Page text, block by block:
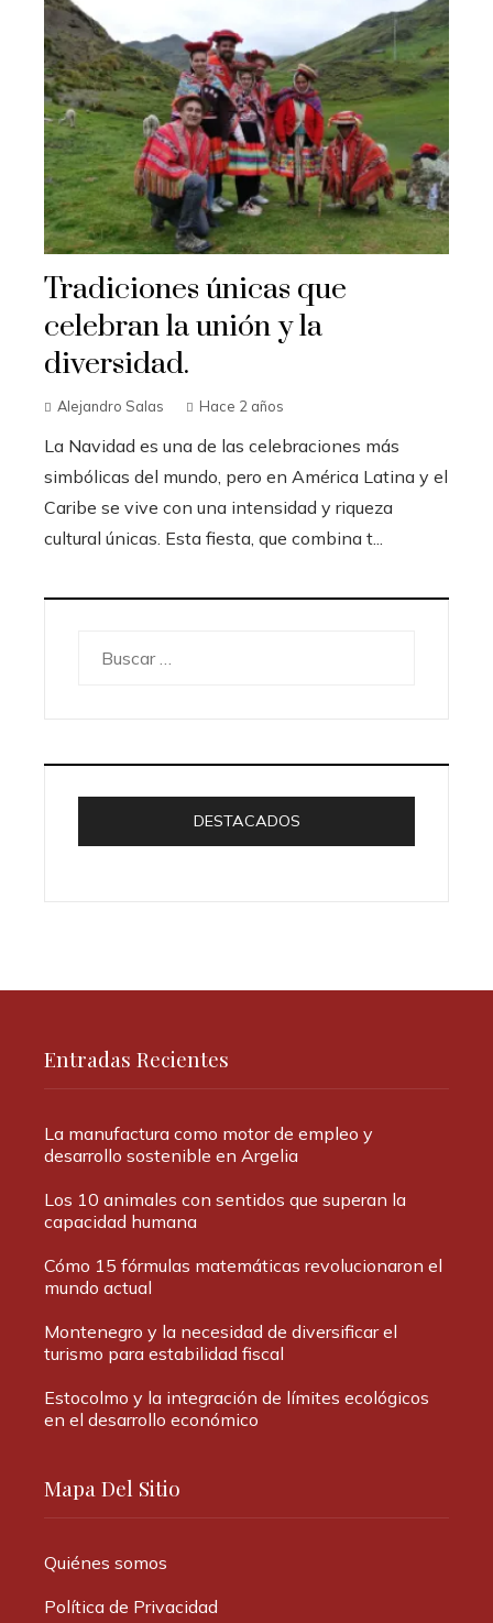
Tradiciones únicas que
celebran la unión y la
diversidad.
Alejandro Salas Hace 2 años
La Navidad es una de las celebraciones más
simbólicas del mundo, pero en América Latina y el
Caribe se vive con una intensidad y riqueza
cultural únicas. Esta fiesta, que combina t...
DESTACADOS
Entradas Recientes
La manufactura como motor de empleo y
desarrollo sostenible en Argelia
Los 10 animales con sentidos que superan la
capacidad humana
Cómo 15 fórmulas matemáticas revolucionaron el
mundo actual
Montenegro y la necesidad de diversificar el
turismo para estabilidad fiscal
Estocolmo y la integración de límites ecológicos
en el desarrollo económico
Mapa Del Sitio
Quiénes somos
Política de Privacidad